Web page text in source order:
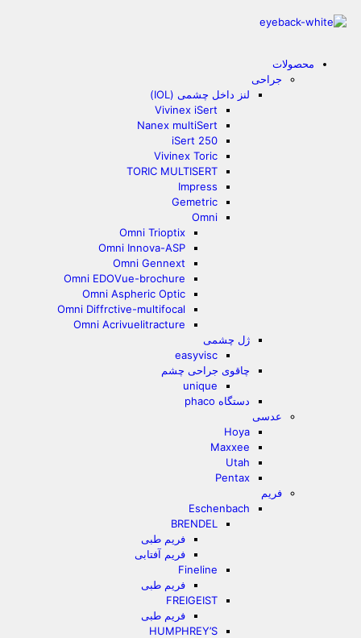
محصولات
جراحی
لنز داخل چشمی (IOL)
Vivinex iSert
Nanex multiSert
iSert 250
Vivinex Toric
TORIC MULTISERT
Impress
Gemetric
Omni
Omni Trioptix
Omni Innova-ASP
Omni Gennext
Omni EDOVue-brochure
Omni Aspheric Optic
Omni Diffrctive-multifocal
Omni Acrivuelitracture
ژل چشمی
easyvisc
چاقوی جراحی چشم
unique
دستگاه phaco
عدسی
Hoya
Maxxee
Utah
Pentax
فریم
Eschenbach
BRENDEL
فریم طبی
فریم آفتابی
Fineline
فریم طبی
FREIGEIST
فریم طبی
HUMPHREY’S